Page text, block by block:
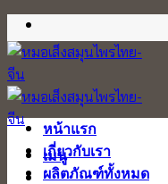
ข้าม
ไป
ยัง
เนื้อหา
เมนู
หน้าแรก
เกี่ยวกับเรา
ผลิตภัณฑ์ทั้งหมด